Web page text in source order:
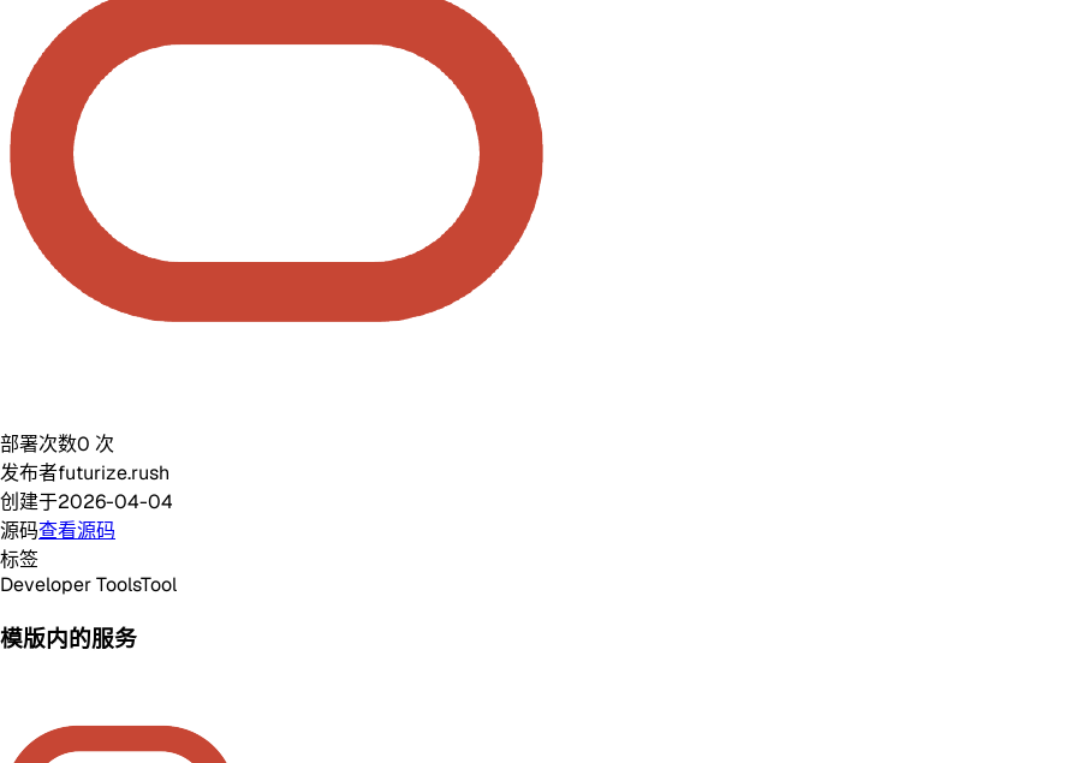
部署次数0 次
发布者futurize.rush
创建于2026-04-04
源码查看源码
标签
Developer ToolsTool
模版内的服务